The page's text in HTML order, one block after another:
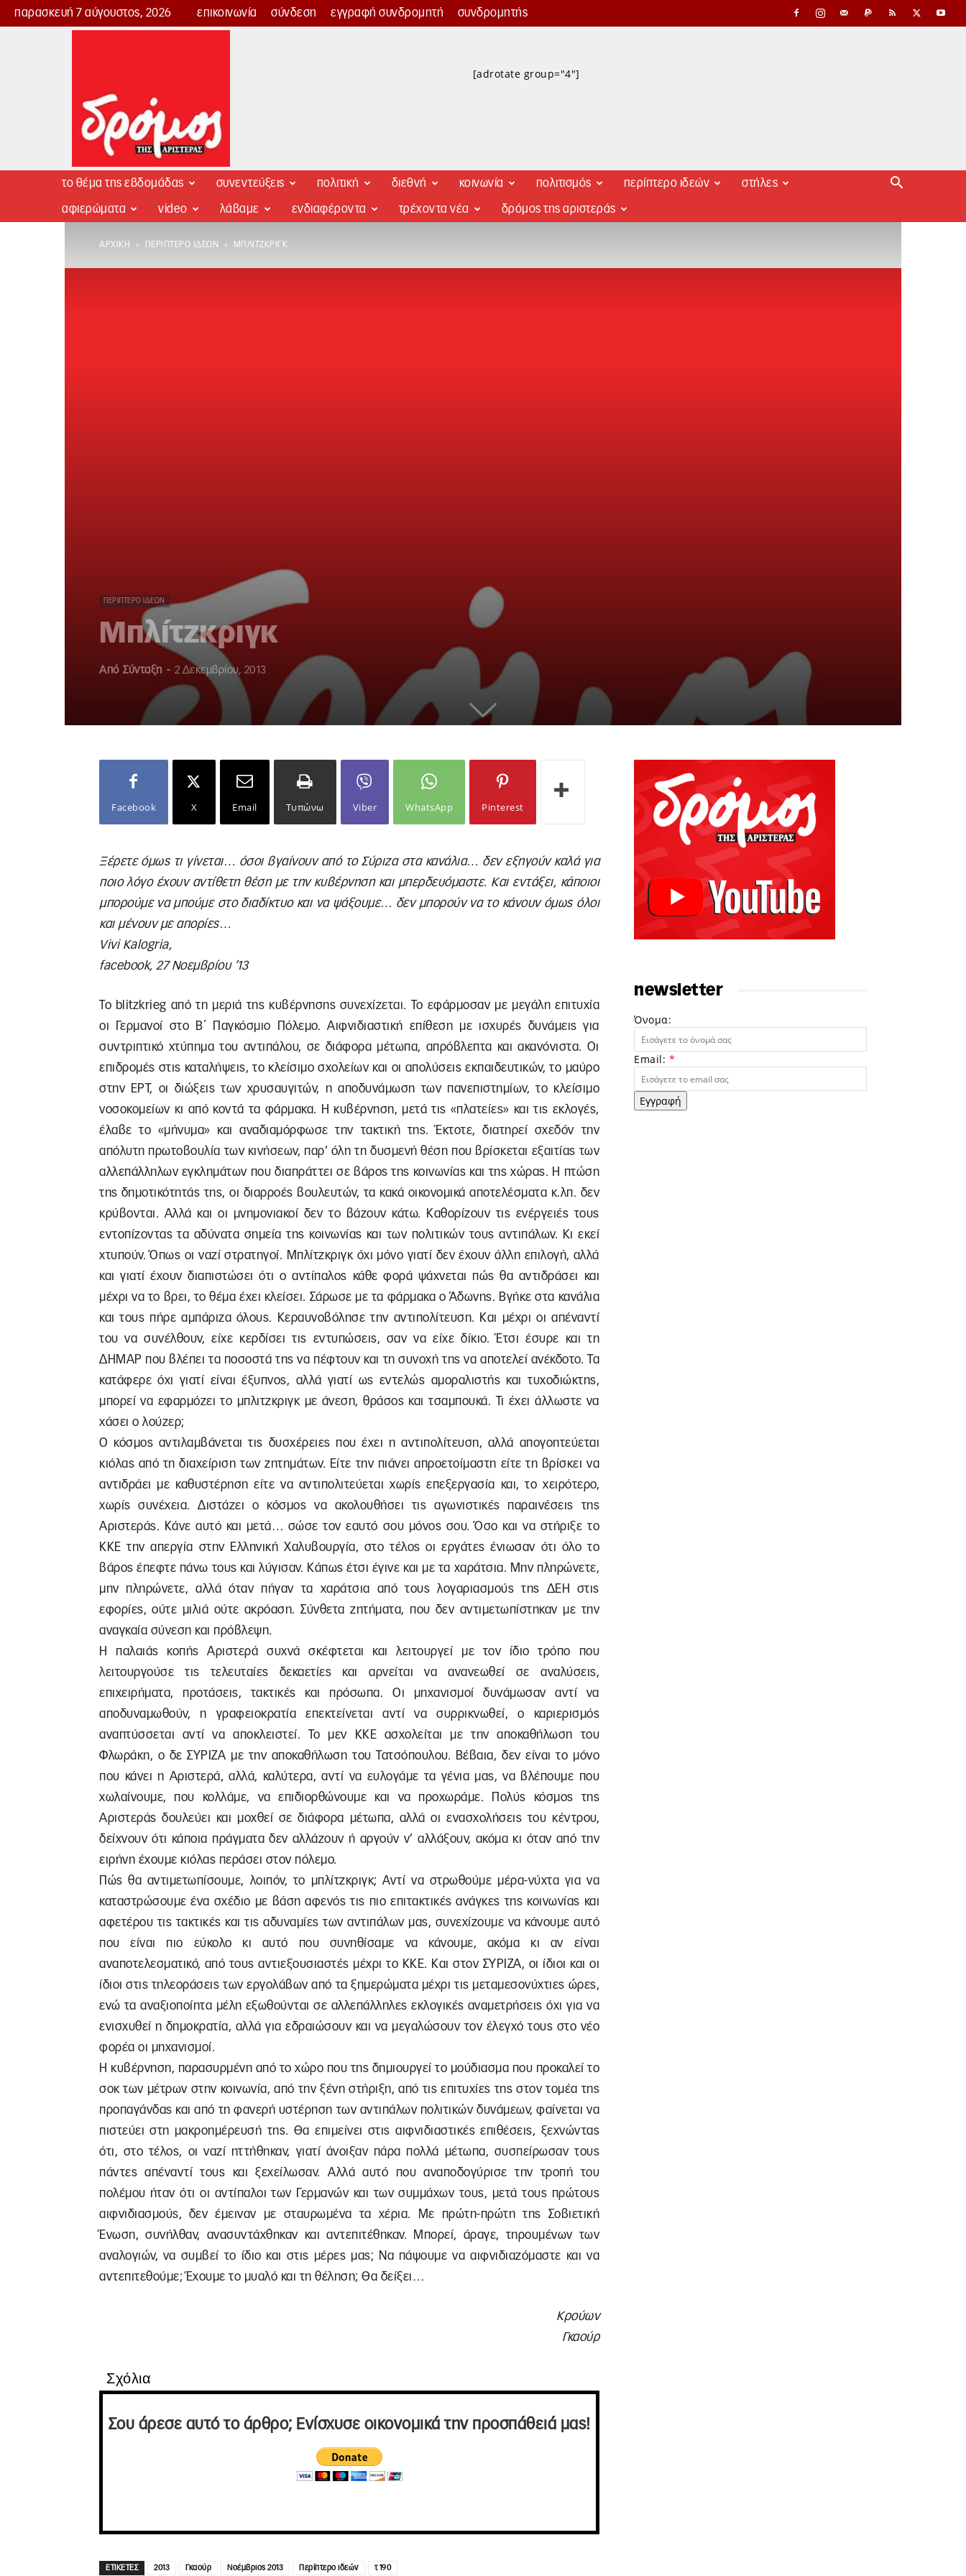
παρασκευή 7 αύγουστος, 2026 επικοινωνία σύνδεση εγγραφή συνδρομητή συνδρομητής
Δρόμος
[adrotate group="4"]
το θέμα της εβδομάδας συνεντεύξεις πολιτική διεθνή κοινωνία πολιτισμός περίπτερο ιδεών στήλες
αφιερώματα video λάβαμε ενδιαφέροντα τρέχοντα νέα δρόμος της αριστεράς
ΑΡΧΙΚΉ ΠΕΡΊΠΤΕΡΟ ΙΔΕΏΝ ΜΠΛΊΤΖΚΡΙΓΚ
ΠΕΡΊΠΤΕΡΟ ΙΔΕΏΝ
Μπλίτζκριγκ
Από Σύνταξη - 2 Δεκεμβρίου, 2013
Facebook X Email Τυπώνω Viber WhatsApp Pinterest
Ξέρετε όμως τι γίνεται… όσοι βγαίνουν από το Σύριζα στα κανάλια… δεν εξηγούν καλά για
ποιο λόγο έχουν αντίθετη θέση με την κυβέρνηση και μπερδευόμαστε. Και εντάξει, κάποιοι
μπορούμε να μπούμε στο διαδίκτυο και να ψάξουμε… δεν μπορούν να το κάνουν όμως όλοι
και μένουν με απορίες…
Vivi Kalogria,
facebook, 27 Νοεμβρίου ’13
Το blitzkrieg από τη μεριά της κυβέρνησης συνεχίζεται. Το εφάρμοσαν με μεγάλη επιτυχία
οι Γερμανοί στο Β΄ Παγκόσμιο Πόλεμο. Αιφνιδιαστική επίθεση με ισχυρές δυνάμεις για
συντριπτικό χτύπημα του αντιπάλου, σε διάφορα μέτωπα, απρόβλεπτα και ακανόνιστα. Οι
επιδρομές στις καταλήψεις, το κλείσιμο σχολείων και οι απολύσεις εκπαιδευτικών, το μαύρο
στην ΕΡΤ, οι διώξεις των χρυσαυγιτών, η αποδυνάμωση των πανεπιστημίων, το κλείσιμο
νοσοκομείων κι από κοντά τα φάρμακα. Η κυβέρνηση, μετά τις «πλατείες» και τις εκλογές,
έλαβε το «μήνυμα» και αναδιαμόρφωσε την τακτική της. Έκτοτε, διατηρεί σχεδόν την
απόλυτη πρωτοβουλία των κινήσεων, παρ’ όλη τη δυσμενή θέση που βρίσκεται εξαιτίας των
αλλεπάλληλων εγκλημάτων που διαπράττει σε βάρος της κοινωνίας και της χώρας. Η πτώση
της δημοτικότητάς της, οι διαρροές βουλευτών, τα κακά οικονομικά αποτελέσματα κ.λπ. δεν
κρύβονται. Αλλά και οι μνημονιακοί δεν το βάζουν κάτω. Καθορίζουν τις ενέργειές τους
εντοπίζοντας τα αδύνατα σημεία της κοινωνίας και των πολιτικών τους αντιπάλων. Κι εκεί
χτυπούν. Όπως οι ναζί στρατηγοί. Μπλίτζκριγκ όχι μόνο γιατί δεν έχουν άλλη επιλογή, αλλά
και γιατί έχουν διαπιστώσει ότι ο αντίπαλος κάθε φορά ψάχνεται πώς θα αντιδράσει και
μέχρι να το βρει, το θέμα έχει κλείσει. Σάρωσε με τα φάρμακα ο Άδωνης. Βγήκε στα κανάλια
και τους πήρε αμπάριζα όλους. Κεραυνοβόλησε την αντιπολίτευση. Και μέχρι οι απέναντί
του να συνέλθουν, είχε κερδίσει τις εντυπώσεις, σαν να είχε δίκιο. Έτσι έσυρε και τη
ΔΗΜΑΡ που βλέπει τα ποσοστά της να πέφτουν και τη συνοχή της να αποτελεί ανέκδοτο. Τα
κατάφερε όχι γιατί είναι έξυπνος, αλλά γιατί ως εντελώς αμοραλιστής και τυχοδιώκτης,
μπορεί να εφαρμόζει το μπλιτζκριγκ με άνεση, θράσος και τσαμπουκά. Τι έχει άλλωστε να
χάσει ο λούζερ;
Ο κόσμος αντιλαμβάνεται τις δυσχέρειες που έχει η αντιπολίτευση, αλλά απογοητεύεται
κιόλας από τη διαχείριση των ζητημάτων. Είτε την πιάνει απροετοίμαστη είτε τη βρίσκει να
αντιδράει με καθυστέρηση είτε να αντιπολιτεύεται χωρίς επεξεργασία και, το χειρότερο,
χωρίς συνέχεια. Διστάζει ο κόσμος να ακολουθήσει τις αγωνιστικές παραινέσεις της
Αριστεράς. Κάνε αυτό και μετά… σώσε τον εαυτό σου μόνος σου. Όσο και να στήριξε το
ΚΚΕ την απεργία στην Ελληνική Χαλυβουργία, στο τέλος οι εργάτες ένιωσαν ότι όλο το
βάρος έπεφτε πάνω τους και λύγισαν. Κάπως έτσι έγινε και με τα χαράτσια. Μην πληρώνετε,
μην πληρώνετε, αλλά όταν πήγαν τα χαράτσια από τους λογαριασμούς της ΔΕΗ στις
εφορίες, ούτε μιλιά ούτε ακρόαση. Σύνθετα ζητήματα, που δεν αντιμετωπίστηκαν με την
αναγκαία σύνεση και πρόβλεψη.
Η παλαιάς κοπής Αριστερά συχνά σκέφτεται και λειτουργεί με τον ίδιο τρόπο που
λειτουργούσε τις τελευταίες δεκαετίες και αρνείται να ανανεωθεί σε αναλύσεις,
επιχειρήματα, προτάσεις, τακτικές και πρόσωπα. Οι μηχανισμοί δυνάμωσαν αντί να
αποδυναμωθούν, η γραφειοκρατία επεκτείνεται αντί να συρρικνωθεί, ο καριερισμός
αναπτύσσεται αντί να αποκλειστεί. Το μεν ΚΚΕ ασχολείται με την αποκαθήλωση του
Φλωράκη, ο δε ΣΥΡΙΖΑ με την αποκαθήλωση του Τατσόπουλου. Βέβαια, δεν είναι το μόνο
που κάνει η Αριστερά, αλλά, καλύτερα, αντί να ευλογάμε τα γένια μας, να βλέπουμε που
χωλαίνουμε, που κολλάμε, να επιδιορθώνουμε και να προχωράμε. Πολύς κόσμος της
Αριστεράς δουλεύει και μοχθεί σε διάφορα μέτωπα, αλλά οι ενασχολήσεις του κέντρου,
δείχνουν ότι κάποια πράγματα δεν αλλάζουν ή αργούν ν’ αλλάξουν, ακόμα κι όταν από την
ειρήνη έχουμε κιόλας περάσει στον πόλεμο.
Πώς θα αντιμετωπίσουμε, λοιπόν, το μπλίτζκριγκ; Αντί να στρωθούμε μέρα-νύχτα για να
καταστρώσουμε ένα σχέδιο με βάση αφενός τις πιο επιτακτικές ανάγκες της κοινωνίας και
αφετέρου τις τακτικές και τις αδυναμίες των αντιπάλων μας, συνεχίζουμε να κάνουμε αυτό
που είναι πιο εύκολο κι αυτό που συνηθίσαμε να κάνουμε, ακόμα κι αν είναι
αναποτελεσματικό, από τους αντιεξουσιαστές μέχρι το ΚΚΕ. Και στον ΣΥΡΙΖΑ, οι ίδιοι και οι
ίδιοι στις τηλεοράσεις των εργολάβων από τα ξημερώματα μέχρι τις μεταμεσονύχτιες ώρες,
ενώ τα αναξιοποίητα μέλη εξωθούνται σε αλλεπάλληλες εκλογικές αναμετρήσεις όχι για να
ενισχυθεί η δημοκρατία, αλλά για εδραιώσουν και να μεγαλώσουν τον έλεγχό τους στο νέο
φορέα οι μηχανισμοί.
Η κυβέρνηση, παρασυρμένη από το χώρο που της δημιουργεί το μούδιασμα που προκαλεί το
σοκ των μέτρων στην κοινωνία, από την ξένη στήριξη, από τις επιτυχίες της στον τομέα της
προπαγάνδας και από τη φανερή υστέρηση των αντιπάλων πολιτικών δυνάμεων, φαίνεται να
πιστεύει στη μακροημέρευσή της. Θα επιμείνει στις αιφνιδιαστικές επιθέσεις, ξεχνώντας
ότι, στο τέλος, οι ναζί ηττήθηκαν, γιατί άνοιξαν πάρα πολλά μέτωπα, συσπείρωσαν τους
πάντες απέναντί τους και ξεχείλωσαν. Αλλά αυτό που αναποδογύρισε την τροπή του
πολέμου ήταν ότι οι αντίπαλοι των Γερμανών και των συμμάχων τους, μετά τους πρώτους
αιφνιδιασμούς, δεν έμειναν με σταυρωμένα τα χέρια. Με πρώτη-πρώτη της Σοβιετική
Ένωση, συνήλθαν, ανασυντάχθηκαν και αντεπιτέθηκαν. Μπορεί, άραγε, τηρουμένων των
αναλογιών, να συμβεί το ίδιο και στις μέρες μας; Να πάψουμε να αιφνιδιαζόμαστε και να
αντεπιτεθούμε; Έχουμε το μυαλό και τη θέληση; Θα δείξει…
Κρούων
Γκαούρ
Σχόλια
Σου άρεσε αυτό το άρθρο; Ενίσχυσε οικονομικά την προσπάθειά μας!
ΕΤΙΚΕΤΕΣ 2013 Γκαούρ Νοέμβριος 2013 Περίπτερο ιδεών τ 190
newsletter
Όνομα:
Email: *
Εγγραφή